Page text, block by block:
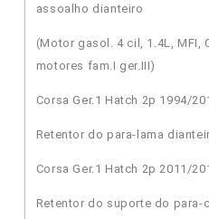
assoalho dianteiro
(Motor gasol. 4 cil, 1.4L, MFI,
motores fam.I ger.III)
Corsa Ger.1 Hatch 2p 1994/
Retentor do para-lama
Corsa Ger.1 Hatch 2p 2011/
Retentor do suporte do para-